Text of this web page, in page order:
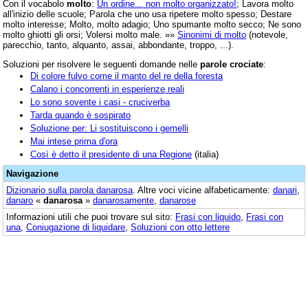
Con il vocabolo molto: Un ordine... non molto organizzato!; Lavora molto
all'inizio delle scuole; Parola che uno usa ripetere molto spesso; Destare
molto interesse; Molto, molto adagio; Uno spumante molto secco; Ne sono
molto ghiotti gli orsi; Volersi molto male. »» Sinonimi di molto (notevole,
parecchio, tanto, alquanto, assai, abbondante, troppo, ...).
Soluzioni per risolvere le seguenti domande nelle parole crociate:
Di colore fulvo come il manto del re della foresta
Calano i concorrenti in esperienze reali
Lo sono sovente i casi - cruciverba
Tarda quando è sospirato
Soluzione per: Li sostituiscono i gemelli
Mai intese prima d'ora
Così è detto il presidente di una Regione (italia)
Navigazione
Dizionario sulla parola danarosa . Altre voci vicine alfabeticamente: danari
danaro « danarosa » danarosamente danarose
Informazioni utili che puoi trovare sul sito: Frasi con liquido Frasi con
una Coniugazione di liquidare Soluzioni con otto lettere